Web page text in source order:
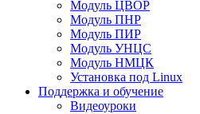
Модуль ЦВОР
Модуль ПНР
Модуль ПИР
Модуль УНЦС
Модуль НМЦК
Установка под Linux
Поддержка и обучение
Видеоуроки